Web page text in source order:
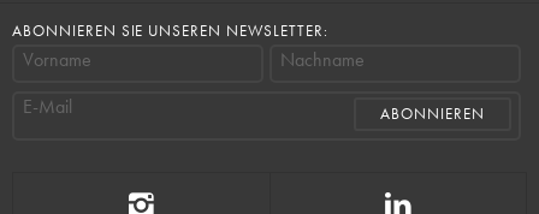
ABONNIEREN SIE UNSEREN NEWSLETTER:
Vorname
Nachname
E-Mail